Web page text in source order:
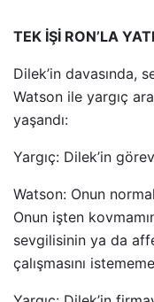
TEK İŞİ RON’LA
Dilek’in davasında,
Watson ile yargıç
yaşandı:
Yargıç: Dilek’in
Watson: Onun
Onun işten
sevgilisinin ya da
çalışmasını